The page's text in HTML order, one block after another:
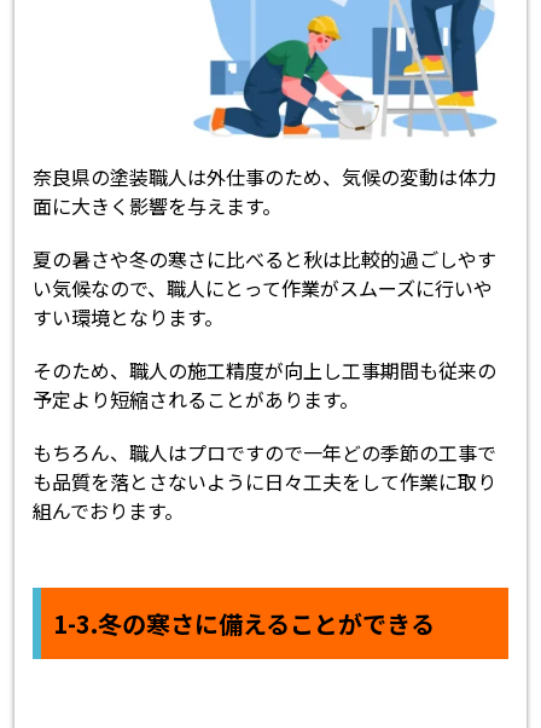
奈良県の塗装職人は外仕事のため、気候の変動は体力
面に大きく影響を与えます。
夏の暑さや冬の寒さに比べると秋は比較的過ごしやす
い気候なので、職人にとって作業がスムーズに行いや
すい環境となります。
そのため、職人の施工精度が向上し工事期間も従来の
予定より短縮されることがあります。
もちろん、職人はプロですので一年どの季節の工事で
も品質を落とさないように日々工夫をして作業に取り
組んでおります。
1-3.冬の寒さに備えることができる